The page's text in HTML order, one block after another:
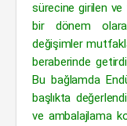
sürecine girilen ve
bir dönem
değişimler
beraberinde
Bu bağlamda
başlıkta
ve ambalajlama